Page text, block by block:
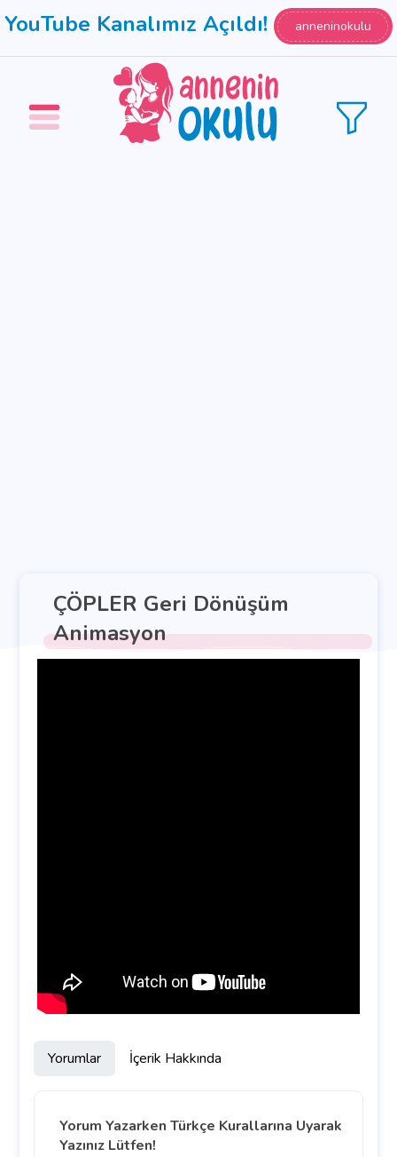
YouTube Kanalımız Açıldı! anneninokulu
ÇÖPLER Geri Dönüşüm
Animasyon
Yorumlar İçerik Hakkında
Yorum Yazarken Türkçe Kurallarına Uyarak
Yazınız Lütfen!